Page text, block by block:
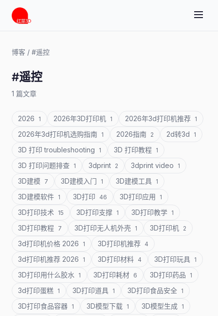
博客 / #遥控
#遥控
1 篇文章
2026 1 2026年3D打印机 1 2026年3d打印机推荐 1
2026年3d打印机选购指南 1 2026指南 2 2d转3d 1
3D 打印 troubleshooting 1 3D 打印教程 1
3D 打印问题排查 1 3dprint 2 3dprint video 1
3D建模 7 3D建模入门 1 3D建模工具 1
3D建模软件 1 3D打印 46 3D打印应用 1
3D打印技术 15 3D打印支撑 1 3D打印教学 1
3D打印教程 7 3D打印无人机外壳 1 3D打印机 2
3d打印机价格 2026 1 3D打印机推荐 4
3d打印机推荐 2026 1 3D打印材料 4 3D打印玩具 1
3D打印用什么胶水 1 3D打印耗材 6 3D打印药品 1
3d打印蛋糕 1 3D打印道具 1 3D打印食品安全 1
3D打印食品容器 1 3D模型下载 1 3D模型生成 1